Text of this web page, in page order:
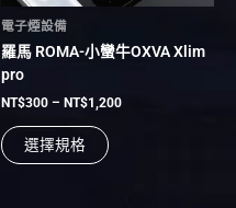
電子煙設備
羅馬 ROMA-小蠻牛OXVA Xlim
pro
NT$300 – NT$1,200
選擇規格
在
品
面
擇